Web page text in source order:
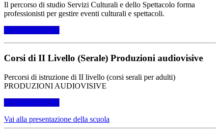
Il percorso di studio Servizi Culturali e dello Spettacolo forma
professionisti per gestire eventi culturali e spettacoli.
Per saperne di più
Corsi di II Livello (Serale) Produzioni audiovisive
Percorsi di istruzione di II livello (corsi serali per adulti)
PRODUZIONI AUDIOVISIVE
Per saperne di più
Vai alla presentazione della scuola